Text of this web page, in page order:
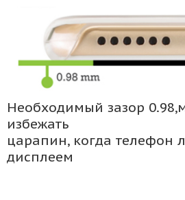
Необходимый зазор
избежать
царапин, когда телефон
дисплеем